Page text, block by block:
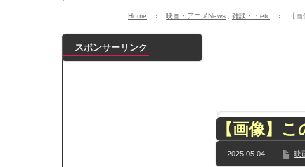
【ｗ】物凄くカワイイ子猫の取っ組み合い！
浦野芽良アナ ピタピタニットでボディライン
【乃木坂】水谷豊の息子、三山凌輝がW不倫‼
【TWICE】サナが佐藤健とダブル主演の映画
【速報】石破首相 大敗の責任「両院議員総会
Home 映画・アニメNews 雑談・・etc 【
【画像】
2025.05.04 映
スポンサーリンク